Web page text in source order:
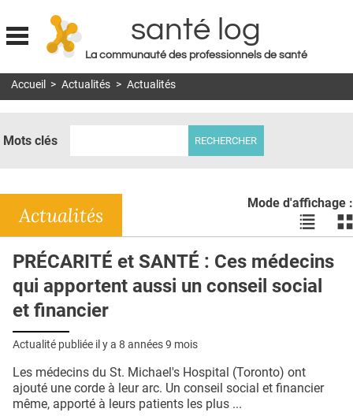
Jump to navigation
santé log
La communauté des professionnels de santé
MON COMPTE
DOSSIERS
RÉSEAUX
E-REVUE SAD
THÉMA
L'APP
PUBLICITÉ
Accueil > Actualités > Actualités
Mots clés
Mode d'affichage :
Voir
les
en
liste
les
Actualités
PRÉCARITÉ et SANTÉ : Ces médecins
qui apportent aussi un conseil social
et financier
Actualité publiée il y a 8 années 9 mois
Les médecins du St. Michael's Hospital (Toronto) ont
ajouté une corde à leur arc. Un conseil social et financier
même, apporté à leurs patients les plus ...